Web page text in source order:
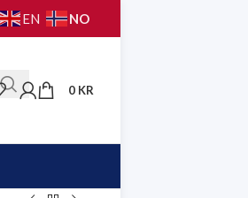
EN NO
0 KR